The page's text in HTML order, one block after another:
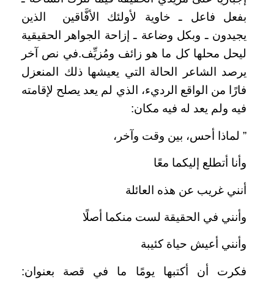
بفعل فاعل ـ خاوية لأولئك الأفَّاقين الذين
يجيدون ـ وبكل وضاعة ـ إزاحة الجواهر الحقيقية
ليحل محلها كل ما هو زائف ومُزيِّف.في نص آخر
يرصد الشاعر الحالة التي يعيشها ذلك المنعزل
فارًا من الواقع الرديء، الذي لم يعد يصلح لإقامته
فيه ولم يعد له فيه مكان:
” لماذا أحس، بين وقت وآخر،
وأنا أتطلع إليكما معًا
أنني غريب عن هذه العائلة
وأنني في الحقيقة لست منكما أصلًا
وأنني أعيش حياة كئيبة
فكرت أن أكتبها يومًا ما في قصة بعنوان: